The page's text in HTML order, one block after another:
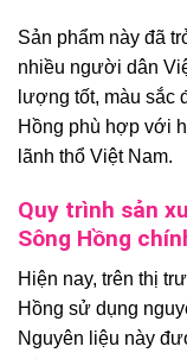
Sản phẩm này đã
nhiều người dân
lượng tốt, màu sắc
Hồng phù hợp với
lãnh thổ Việt Nam.
Quy trình sản
Sông Hồng
Hiện nay, trên thị
Hồng sử dụng
Nguyên liệu này